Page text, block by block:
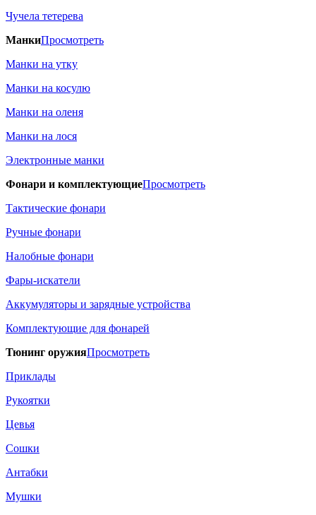
Чучела тетерева
МанкиПросмотреть
Манки на утку
Манки на косулю
Манки на оленя
Манки на лося
Электронные манки
Фонари и комплектующиеПросмотреть
Тактические фонари
Ручные фонари
Налобные фонари
Фары-искатели
Аккумуляторы и зарядные устройства
Комплектующие для фонарей
Тюнинг оружияПросмотреть
Приклады
Рукоятки
Цевья
Сошки
Антабки
Мушки